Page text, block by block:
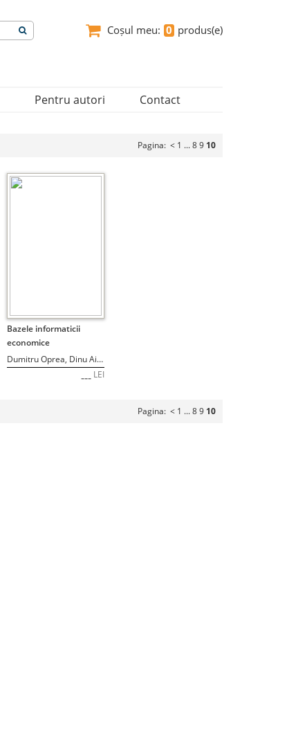
Coșul meu: 0 produs(e)
Pentru autori Contact
Pagina: < 1 ...89 10
Bazele informaticii
economice
Dumitru Oprea, Dinu Airinei, Ioan Andone
--- LEI
STOC EPUIZAT
Pagina: < 1 ...89 10